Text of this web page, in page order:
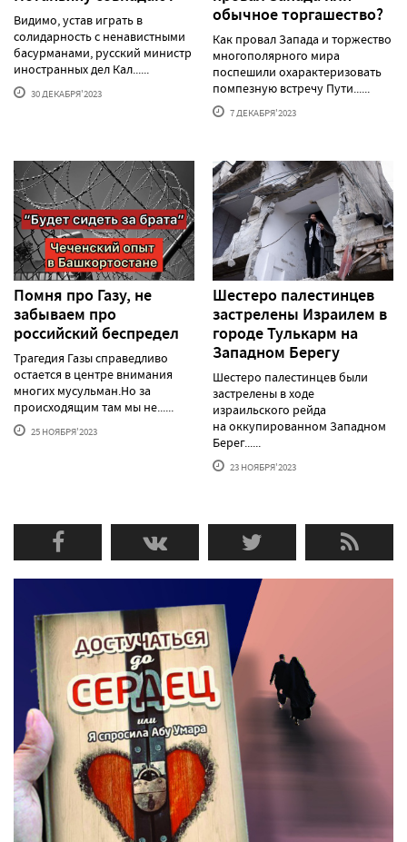
Видимо, устав играть в
солидарность с ненавистными
басурманами, русский министр
иностранных дел Кал......
30 ДЕКАБРЯ'2023
обычное торгашество?
Как провал Запада и торжество
многополярного мира
поспешили охарактеризовать
помпезную встречу Пути......
7 ДЕКАБРЯ'2023
Помня про Газу, не
забываем про
российский беспредел
Трагедия Газы справедливо
остается в центре внимания
многих мусульман.Но за
происходящим там мы не......
25 НОЯБРЯ'2023
Шестеро палестинцев
застрелены Израилем в
городе Тулькарм на
Западном Берегу
Шестеро палестинцев были
застрелены в ходе
израильского рейда
на оккупированном Западном
Берег......
23 НОЯБРЯ'2023